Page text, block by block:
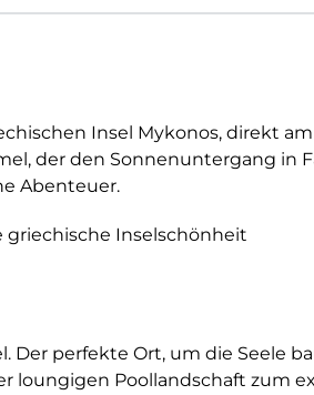
Insel Mykonos, direkt
der den Sonnenuntergang in
Abenteuer.
griechische Inselschönheit
perfekte Ort, um die Seele
loungigen Poollandschaft zum